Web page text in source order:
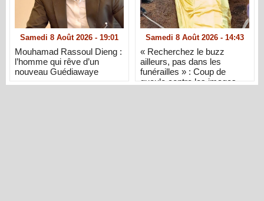
Samedi 8 Août 2026 - 19:01
Mouhamad Rassoul Dieng :
l’homme qui rêve d’un
nouveau Guédiawaye
Samedi 8 Août 2026 - 14:43
« Recherchez le buzz
ailleurs, pas dans les
funérailles » : Coup de
gueule contre les images